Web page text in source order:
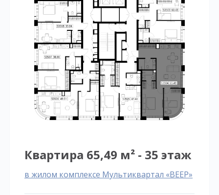
Квартира 65,49 м² - 35 этаж
в жилом комплексе Мультиквартал «ВЕЕР»